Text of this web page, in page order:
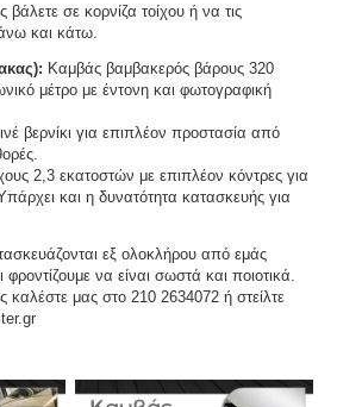
βάλετε σε κορνίζα τοίχου ή να τις
και κάτω.
Καμβάς βαμβακερός βάρους 320
μέτρο με έντονη και φωτογραφική
βερνίκι για επιπλέον προστασία από
2,3 εκατοστών με επιπλέον κόντρες για
και η δυνατότητα κατασκευής για
εξ ολοκλήρου από εμάς
να είναι σωστά και ποιοτικά.
καλέστε μας στο 210 2634072 ή στείλτε